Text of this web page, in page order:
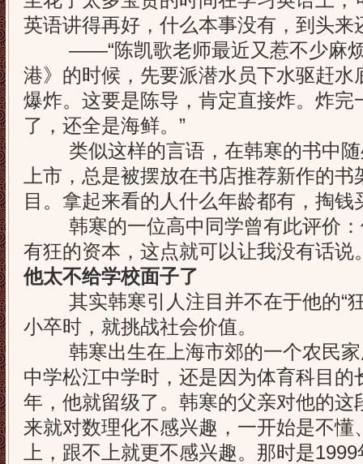
英语讲得再好，什么本事没有，到头来
——“陈凯歌老师最近又惹不少麻烦
港》的时候，先要派潜水员下水驱赶水
爆炸。这要是陈导，肯定直接炸。炸完
了，还全是海鲜。”
类似这样的言语，在韩寒的书中随
上市，总是被摆放在书店推荐新作的
目。拿起来看的人什么年龄都有，掏
韩寒的一位高中同学曾有此评价：
有狂的资本，这点就可以让我没有话说
他太不给学校面子了
其实韩寒引人注目并不在于他的“狂
小卒时，就挑战社会价值。
韩寒出生在上海市郊的一个农民家
中学松江中学时，还是因为体育科目
年，他就留级了。韩寒的父亲对他的这
来就对数理化不感兴趣，一开始是不
上，跟不上就更不感兴趣。那时是